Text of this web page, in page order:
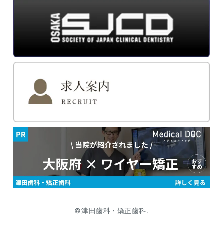
©津田歯科・矯正歯科.